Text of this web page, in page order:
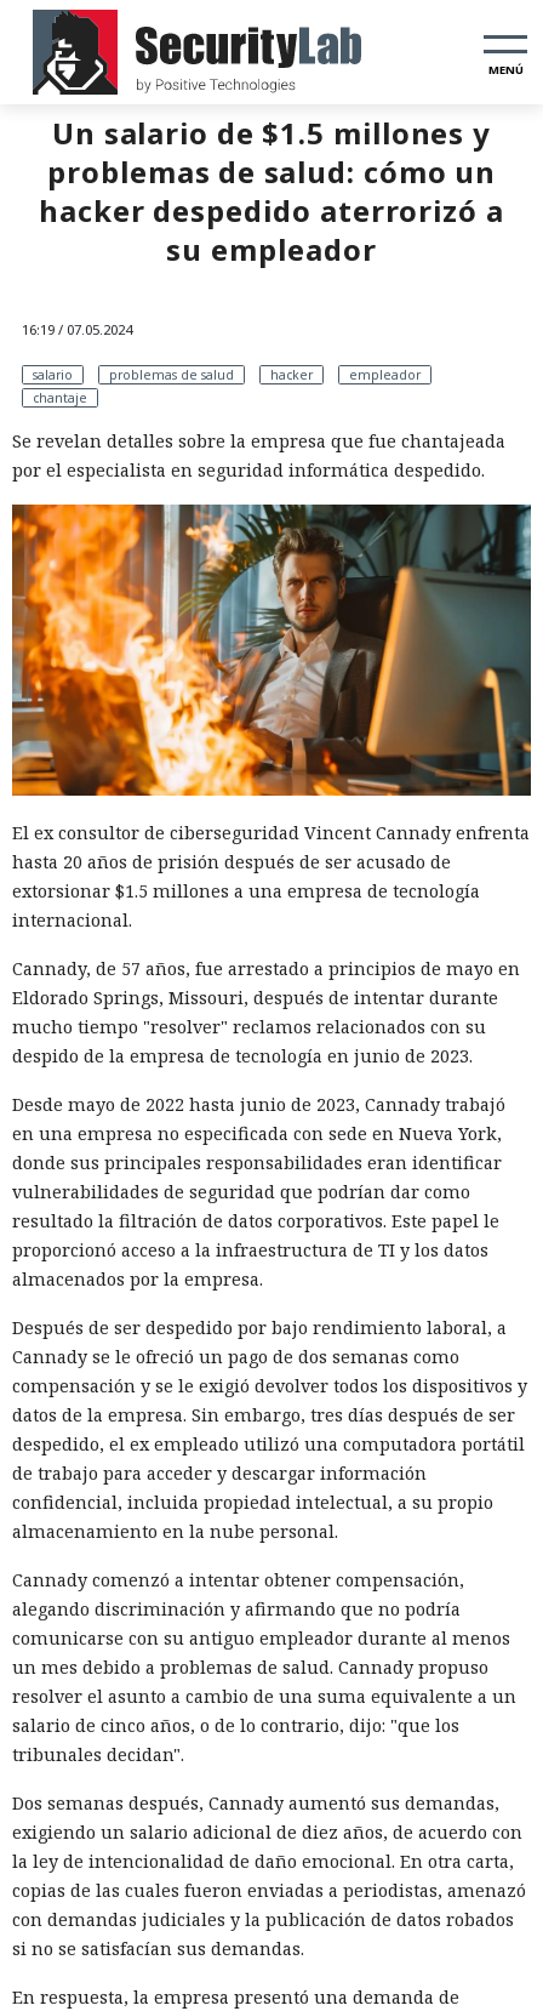
MENÚ
Un salario de $1.5 millones y
problemas de salud: cómo un
hacker despedido aterrorizó a
su empleador
16:19 / 07.05.2024
salario problemas de salud hacker
empleador
chantaje
Se revelan detalles sobre la empresa que fue chantajeada
por el especialista en seguridad informática despedido.
El ex consultor de ciberseguridad Vincent Cannady enfrenta
hasta 20 años de prisión después de ser acusado de
extorsionar $1.5 millones a una empresa de tecnología
internacional.
Cannady, de 57 años, fue arrestado a principios de mayo en
Eldorado Springs, Missouri, después de intentar durante
mucho tiempo "resolver" reclamos relacionados con su
despido de la empresa de tecnología en junio de 2023.
Desde mayo de 2022 hasta junio de 2023, Cannady trabajó
en una empresa no especificada con sede en Nueva York,
donde sus principales responsabilidades eran identificar
vulnerabilidades de seguridad que podrían dar como
resultado la filtración de datos corporativos. Este papel le
proporcionó acceso a la infraestructura de TI y los datos
almacenados por la empresa.
Después de ser despedido por bajo rendimiento laboral, a
Cannady se le ofreció un pago de dos semanas como
compensación y se le exigió devolver todos los dispositivos y
datos de la empresa. Sin embargo, tres días después de ser
despedido, el ex empleado utilizó una computadora portátil
de trabajo para acceder y descargar información
confidencial, incluida propiedad intelectual, a su propio
almacenamiento en la nube personal.
Cannady comenzó a intentar obtener compensación,
alegando discriminación y afirmando que no podría
comunicarse con su antiguo empleador durante al menos
un mes debido a problemas de salud. Cannady propuso
resolver el asunto a cambio de una suma equivalente a un
salario de cinco años, o de lo contrario, dijo: "que los
tribunales decidan".
Dos semanas después, Cannady aumentó sus demandas,
exigiendo un salario adicional de diez años, de acuerdo con
la ley de intencionalidad de daño emocional. En otra carta,
copias de las cuales fueron enviadas a periodistas, amenazó
con demandas judiciales y la publicación de datos robados
si no se satisfacían sus demandas.
En respuesta, la empresa presentó una demanda de